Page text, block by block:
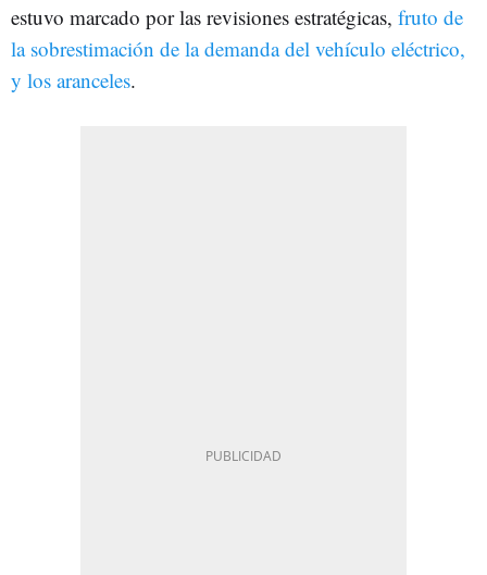
estuvo marcado por las revisiones estratégicas, fruto de
la sobrestimación de la demanda del vehículo eléctrico,
y los aranceles.